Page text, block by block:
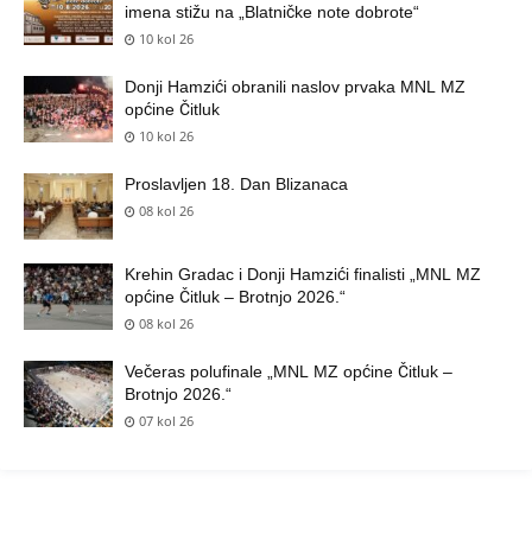
imena stižu na „Blatničke note dobrote“
10 kol 26
Donji Hamzići obranili naslov prvaka MNL MZ
općine Čitluk
10 kol 26
Proslavljen 18. Dan Blizanaca
08 kol 26
Krehin Gradac i Donji Hamzići finalisti „MNL MZ
općine Čitluk – Brotnjo 2026.“
08 kol 26
Večeras polufinale „MNL MZ općine Čitluk –
Brotnjo 2026.“
07 kol 26